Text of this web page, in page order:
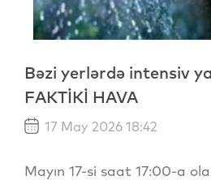
Bəzi yerlərdə intensiv
FAKTİKİ HAVA
17 May 2026 18:42
Mayın 17-si saat 17:00-a